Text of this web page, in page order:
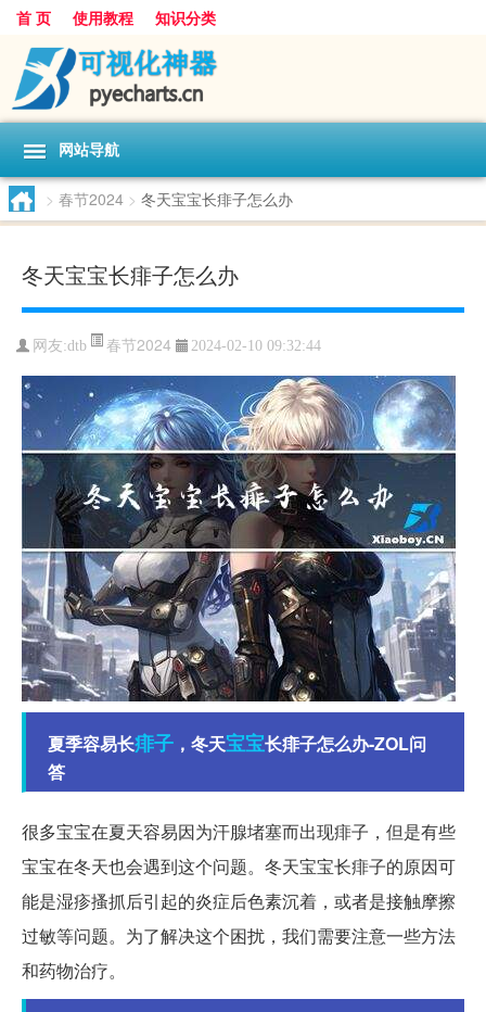
首 页 使用教程 知识分类
网站导航
> 春节2024 > 冬天宝宝长痱子怎么办
冬天宝宝长痱子怎么办
网友:dtb 春节2024 2024-02-10 09:32:44
夏季容易长痱子 ，冬天宝宝长痱子怎么办-ZOL问
答
很多宝宝在夏天容易因为汗腺堵塞而出现痱子，但是有些
宝宝在冬天也会遇到这个问题。冬天宝宝长痱子的原因可
能是湿疹搔抓后引起的炎症后色素沉着，或者是接触摩擦
过敏等问题。为了解决这个困扰，我们需要注意一些方法
和药物治疗。